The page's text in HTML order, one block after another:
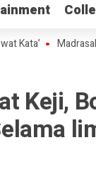
Madrasah
Keji,